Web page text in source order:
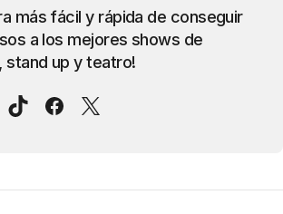
más fácil y rápida de conseguir
a los mejores shows de
stand up y teatro!